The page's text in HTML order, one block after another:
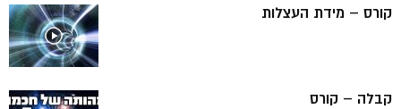
קורס – מידת העצלות
קבלה – קורס